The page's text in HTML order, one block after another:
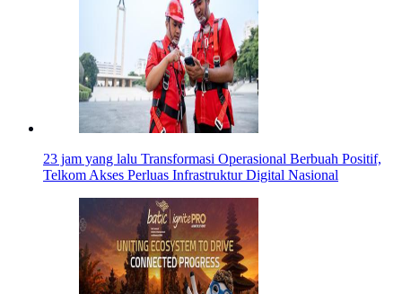
23 jam yang lalu Transformasi Operasional Berbuah Positif,
Telkom Akses Perluas Infrastruktur Digital Nasional